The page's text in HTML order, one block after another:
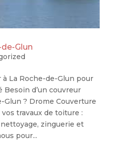
Glun
La Roche-de-Glun pour
d’un couvreur
Glun ? Drome Couverture
travaux de toiture :
zinguerie et
pour...